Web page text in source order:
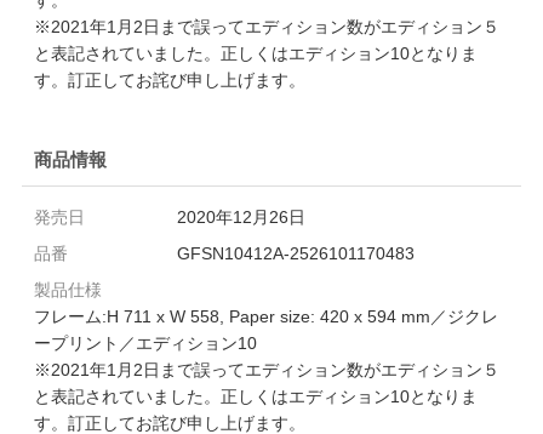
※2021年1月2日まで誤ってエディション数がエディション５
と表記されていました。正しくはエディション10となりま
す。訂正してお詫び申し上げます。
商品情報
発売日
2020年12月26日
品番
GFSN10412A-2526101170483
製品仕様
フレーム:H 711 x W 558, Paper size: 420 x 594 mm／ジクレ
ープリント／エディション10
※2021年1月2日まで誤ってエディション数がエディション５
と表記されていました。正しくはエディション10となりま
す。訂正してお詫び申し上げます。